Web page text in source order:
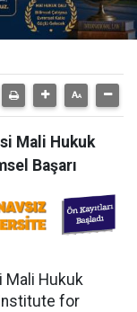
Mali Hukuk
Başarı
Mali Hukuk
Institute for